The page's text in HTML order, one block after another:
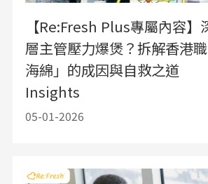
【Re:Fresh Plus專屬內容】
層主管壓力爆煲？拆解香港
海綿」的成因與自救之道
Insights
05-01-2026